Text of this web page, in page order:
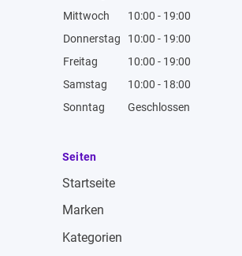
Mittwoch
10:00 - 19:00
Donnerstag
10:00 - 19:00
Freitag
10:00 - 19:00
Samstag
10:00 - 18:00
Sonntag
Geschlossen
Seiten
Startseite
Marken
Kategorien